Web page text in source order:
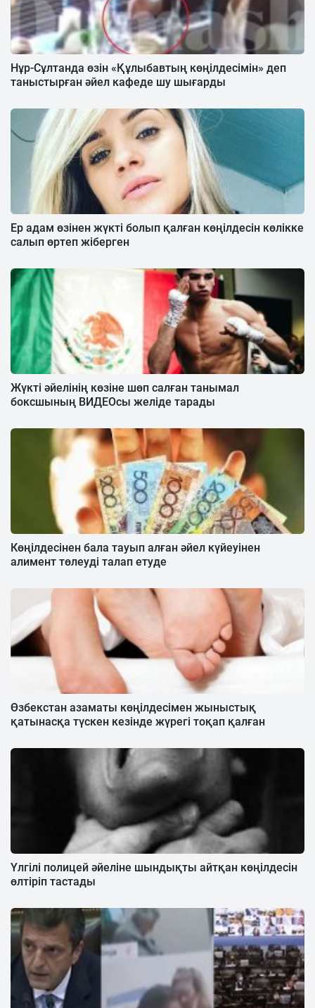
Нұр-Сұлтанда өзін «Құлыбавтың көңілдесімін» деп
таныстырған әйел кафеде шу шығарды
Ер адам өзінен жүкті болып қалған көңілдесін көлікке
салып өртеп жіберген
Жүкті әйелінің көзіне шөп салған танымал
боксшының ВИДЕОсы желіде тарады
Көңілдесінен бала тауып алған әйел күйеуінен
алимент төлеуді талап етуде
Өзбекстан азаматы көңілдесімен жыныстық
қатынасқа түскен кезінде жүрегі тоқап қалған
Үлгілі полицей әйеліне шындықты айтқан көңілдесін
өлтіріп тастады